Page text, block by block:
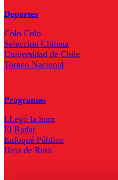
Deportes
Colo Colo
Seleccion Chilena
Universidad de Chile
Torneo Nacional
Programas
LLegó la hora
El Radar
Enfoqué Público
Hoja de Ruta